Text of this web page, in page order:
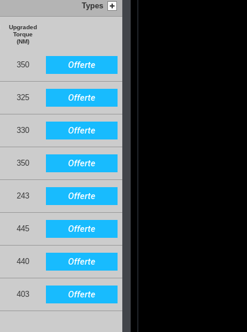
Types
Upgraded
Torque
(NM)
350 Offerte
325 Offerte
330 Offerte
350 Offerte
243 Offerte
445 Offerte
440 Offerte
403 Offerte